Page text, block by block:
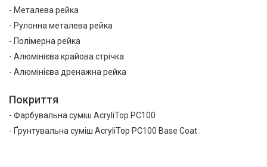
Металева рейка
Рулонна металева рейка
Полімерна рейка
Алюмінієва крайова стрічка
Алюмінієва дренажна рейка
Покриття
Фарбувальна суміш AcryliTop PC100
Ґрунтувальна суміш AcryliTop PC100 Base Coat .